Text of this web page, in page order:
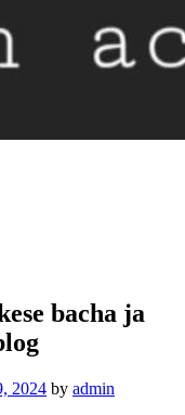
bacha ja
2024 by admin